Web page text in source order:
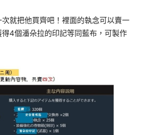
就把他買齊吧！裡面的執念可以賣一
4個潘朵拉的印記等同藍布，可製作